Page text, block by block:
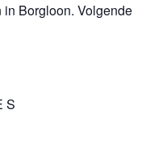
Borgloon. Volgende
S